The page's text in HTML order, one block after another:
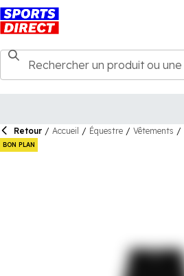
Retour / Accueil / Équestre / Vêtements /
BON PLAN